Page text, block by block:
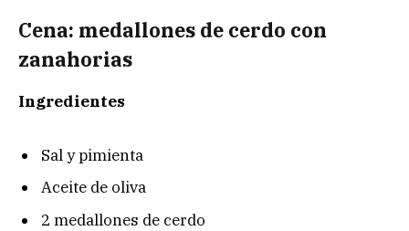
Cena: medallones de cerdo con
zanahorias
Ingredientes
Sal y pimienta
Aceite de oliva
2 medallones de cerdo